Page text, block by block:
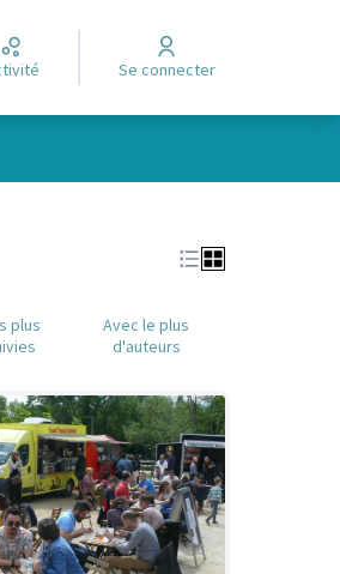
Se connecter
plus
Avec le plus
d'auteurs